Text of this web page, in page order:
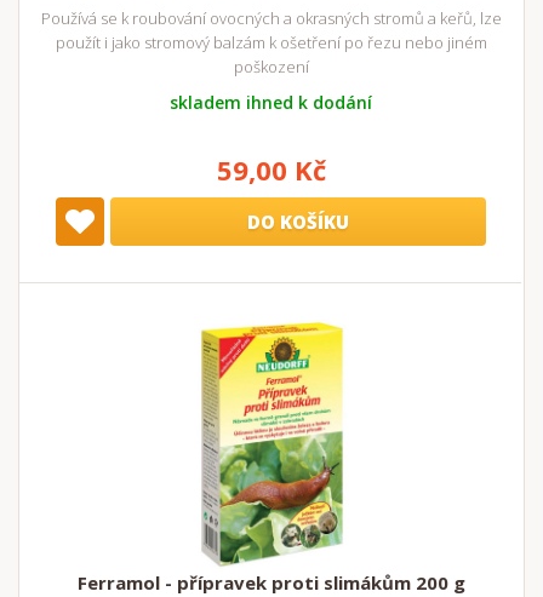
Používá se k roubování ovocných a okrasných stromů a keřů, lze
použít i jako stromový balzám k ošetření po řezu nebo jiném
poškození
skladem ihned k dodání
59,00 Kč
DO KOŠÍKU
Ferramol - přípravek proti slimákům 200 g